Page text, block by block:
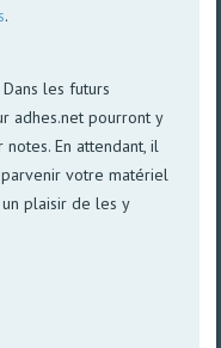
.
les futurs
adhes.net pourront y
En attendant, il
votre matériel
plaisir de les y